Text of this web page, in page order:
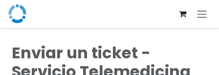
Ir al contenido
Enviar un ticket -